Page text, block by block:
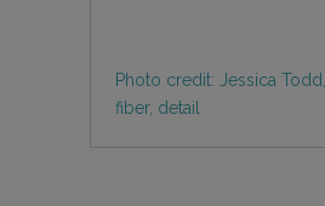
Photo credit: Jessica
fiber, detail